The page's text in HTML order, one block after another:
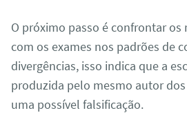
O próximo passo é confrontar
com os exames nos padrões de
divergências, isso indica que a
produzida pelo mesmo autor
uma possível falsificação.